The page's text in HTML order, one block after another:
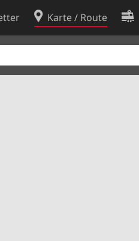
Karte / Route